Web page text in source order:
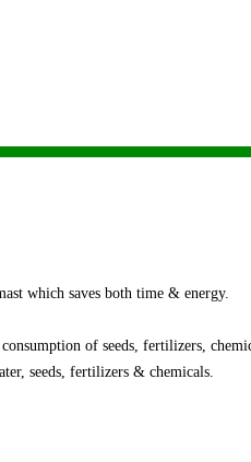
which saves both time & energy.
of seeds, fertilizers,
seeds, fertilizers & chemicals.